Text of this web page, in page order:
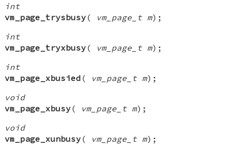
int
vm_page_trysbusy( vm_page_t m);
int
vm_page_tryxbusy( vm_page_t m);
int
vm_page_xbusied ( vm_page_t m);
void
vm_page_xbusy( vm_page_t m);
void
vm_page_xunbusy( vm_page_t m);